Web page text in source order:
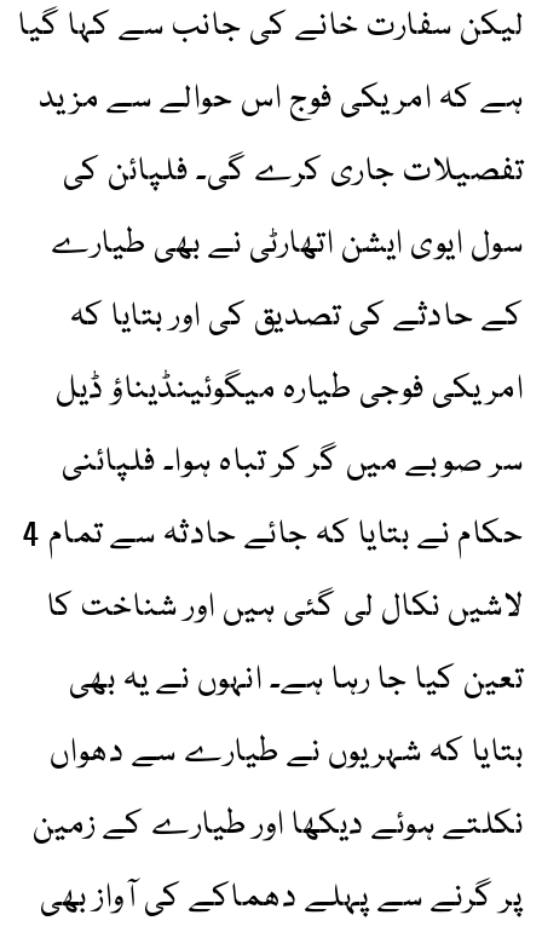
لیکن سفارت خانے کی جانب سے کہا گیا
ہے کہ امریکی فوج اس حوالے سے مزید
تفصیلات جاری کرے گی۔ فلپائن کی
سول ایوی ایشن اتھارٹی نے بھی طیارے
کے حادثے کی تصدیق کی اور بتایا کہ
امریکی فوجی طیارہ میگوئینڈیناؤ ڈیل
سر صوبے میں گر کر تباہ ہوا۔ فلپائنی
حکام نے بتایا کہ جائے حادثہ سے تمام 4
لاشیں نکال لی گئی ہیں اور شناخت کا
تعین کیا جا رہا ہے۔ انہوں نے یہ بھی
بتایا کہ شہریوں نے طیارے سے دھواں
نکلتے ہوئے دیکھا اور طیارے کے زمین
پر گرنے سے پہلے دھماکے کی آواز بھی